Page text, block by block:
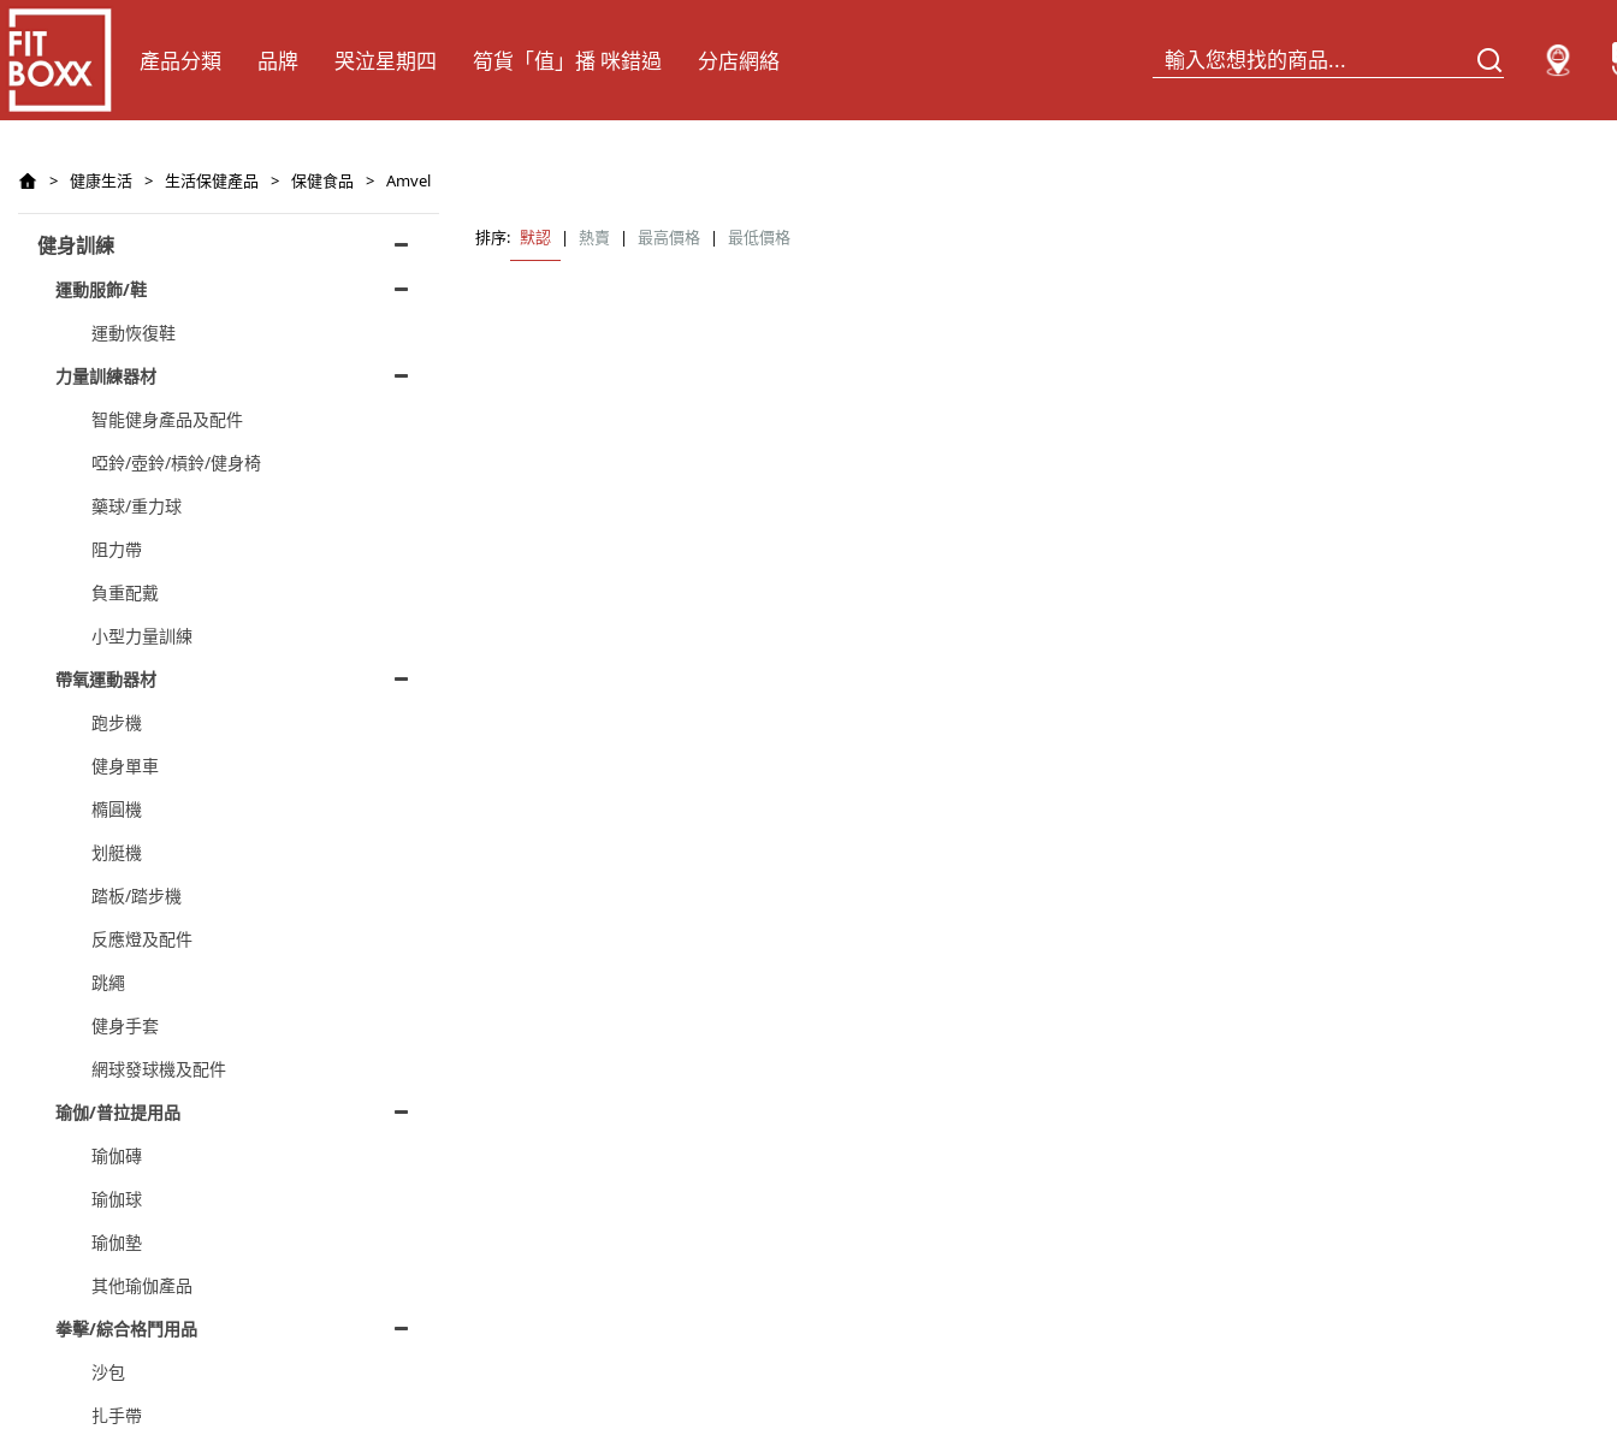
產品分類 品牌 哭泣星期四 筍貨「值」播 咪錯過 分店網絡
> 健康生活 > 生活保健產品 > 保健食品 > Amvel
健身訓練
運動服飾/鞋
運動恢復鞋
力量訓練器材
智能健身產品及配件
啞鈴/壺鈴/槓鈴/健身椅
藥球/重力球
阻力帶
負重配戴
小型力量訓練
帶氧運動器材
跑步機
健身單車
橢圓機
划艇機
踏板/踏步機
反應燈及配件
跳繩
健身手套
網球發球機及配件
瑜伽/普拉提用品
瑜伽磚
瑜伽球
瑜伽墊
其他瑜伽產品
拳擊/綜合格鬥用品
沙包
扎手帶
排序: 默認 | 熱賣 | 最高價格 | 最低價格